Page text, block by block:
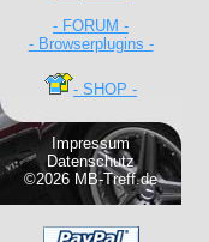
- FORUM -
- Browserplugins -
- SHOP -
Impressum
Datenschutz
©2026 MB-Treff.de